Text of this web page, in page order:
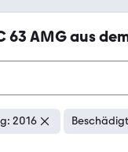
AMG aus
2016